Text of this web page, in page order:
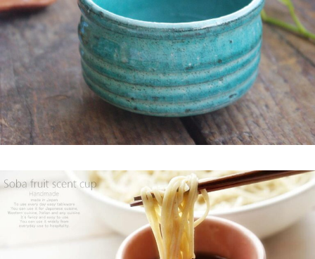
ひご覧ください。チャンネル登録お願いします♪
2025/2/5
≪テレビで紹介されました≫ 2024年1月21日 大垣ケーブルテレ
ビ『里見まさとのご町内探訪 おちょぼさんの参道をぶらぶら歩
くふれあい散歩』で 白いごはん器のお店 らいすぼーる 千代保稲
荷神社店が紹介されました。
≪おすすめ≫ちょこっとがうれしい♪何個あっても便利な手づく
り豆皿